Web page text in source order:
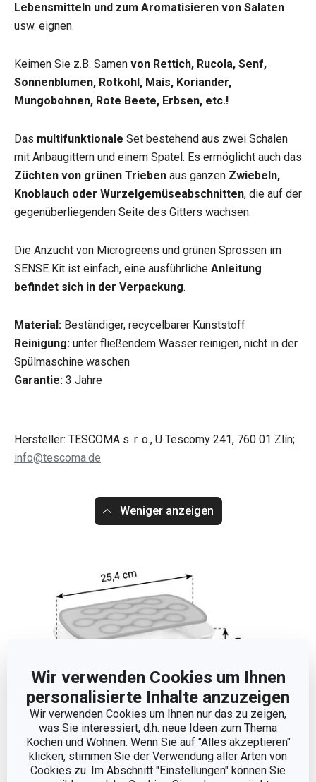
Wir verwenden Cookies um Ihnen
personalisierte Inhalte anzuzeigen
Wir verwenden Cookies um Ihnen nur das zu zeigen,
was Sie interessiert, d.h. neue Ideen zum Thema
Kochen und Wohnen. Wenn Sie auf "Alles akzeptieren"
klicken, stimmen Sie der Verwendung aller Arten von
Cookies zu. Im Abschnitt "Einstellungen" können Sie
Lebensmitteln und zum Aromatisieren von Salaten
usw. eignen.
Keimen Sie z.B. Samen von Rettich, Rucola, Senf,
Sonnenblumen, Rotkohl, Mais, Koriander,
Mungobohnen, Rote Beete, Erbsen, etc.!
Das multifunktionale Set bestehend aus zwei Schalen
mit Anbaugittern und einem Spatel. Es ermöglicht auch das
Züchten von grünen Trieben aus ganzen Zwiebeln,
Knoblauch oder Wurzelgemüseabschnitten, die auf der
gegenüberliegenden Seite des Gitters wachsen.
Die Anzucht von Microgreens und grünen Sprossen im
SENSE Kit ist einfach, eine ausführliche Anleitung
befindet sich in der Verpackung.
Material: Beständiger, recycelbarer Kunststoff
Reinigung: unter fließendem Wasser reinigen, nicht in der
Spülmaschine waschen
Garantie: 3 Jahre
Hersteller: TESCOMA s. r. o., U Tescomy 241, 760 01 Zlín;
info@tescoma.de
Weniger anzeigen